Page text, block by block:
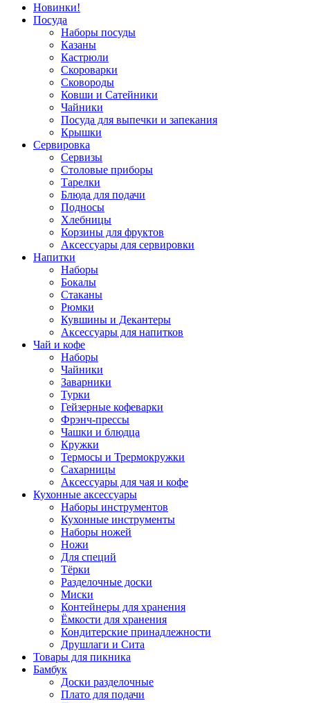
Новинки!
Посуда
Наборы посуды
Казаны
Кастрюли
Скороварки
Сковороды
Ковши и Сатейники
Чайники
Посуда для выпечки и запекания
Крышки
Сервировка
Сервизы
Столовые приборы
Тарелки
Блюда для подачи
Подносы
Хлебницы
Корзины для фруктов
Аксессуары для сервировки
Напитки
Наборы
Бокалы
Стаканы
Рюмки
Кувшины и Декантеры
Аксессуары для напитков
Чай и кофе
Наборы
Чайники
Заварники
Турки
Гейзерные кофеварки
Фрэнч-прессы
Чашки и блюдца
Кружки
Термосы и Трермокружки
Сахарницы
Аксессуары для чая и кофе
Кухонные аксессуары
Наборы инструментов
Кухонные инструменты
Наборы ножей
Ножи
Для специй
Тёрки
Разделочные доски
Миски
Контейнеры для хранения
Ёмкости для хранения
Кондитерские принадлежности
Друшлаги и Сита
Товары для пикника
Бамбук
Доски разделочные
Плато для подачи